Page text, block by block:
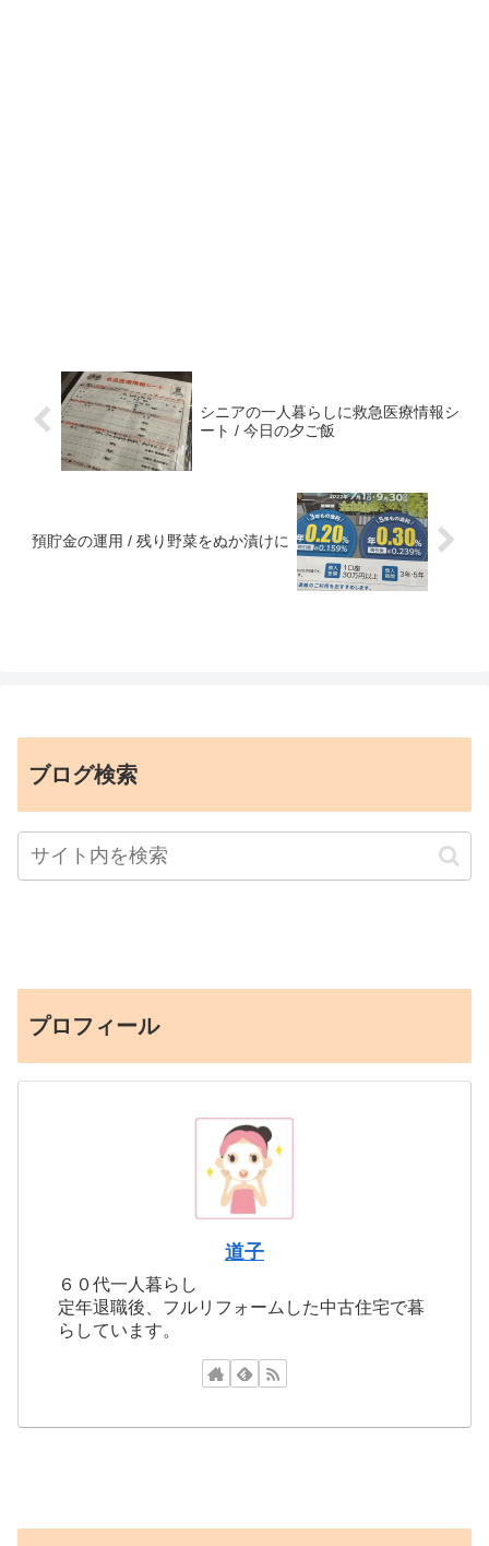
シニアの一人暮らしに救急医療情報シ
ート / 今日の夕ご飯
預貯金の運用 / 残り野菜をぬか漬けに
ブログ検索
プロフィール
道子
６０代一人暮らし
定年退職後、フルリフォームした中古住宅で暮
らしています。